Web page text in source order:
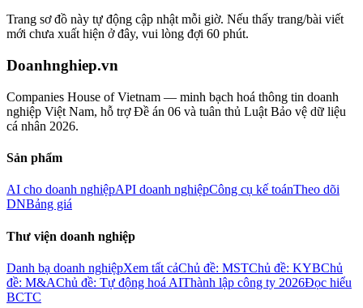
Trang sơ đồ này tự động cập nhật mỗi giờ. Nếu thấy trang/bài viết
mới chưa xuất hiện ở đây, vui lòng đợi 60 phút.
Doanhnghiep.vn
Companies House of Vietnam — minh bạch hoá thông tin doanh
nghiệp Việt Nam, hỗ trợ Đề án 06 và tuân thủ Luật Bảo vệ dữ liệu
cá nhân 2026.
Sản phẩm
AI cho doanh nghiệpAPI doanh nghiệpCông cụ kế toánTheo dõi
DNBảng giá
Thư viện doanh nghiệp
Danh bạ doanh nghiệpXem tất cảChủ đề: MSTChủ đề: KYBChủ
đề: M&AChủ đề: Tự động hoá AIThành lập công ty 2026Đọc hiểu
BCTC